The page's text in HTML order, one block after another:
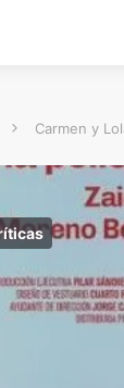
Carmen y